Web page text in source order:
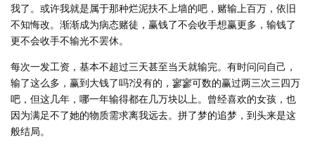
我了。或许我就是属于那种烂泥扶不上墙的吧，赌输上百万，依旧
不知悔改。渐渐成为病态赌徒，赢钱了不会收手想赢更多，输钱了
更不会收手不输光不罢休。
每次一发工资，基本不超过三天甚至当天就输完。有时问问自己，
输了这么多，赢到大钱了吗?没有的，寥寥可数的赢过两三次三四万
吧，但这几年，哪一年输得都在几万块以上。曾经喜欢的女孩，也
因为满足不了她的物质需求离我远去。拼了梦的追梦，到头来是这
般结局。